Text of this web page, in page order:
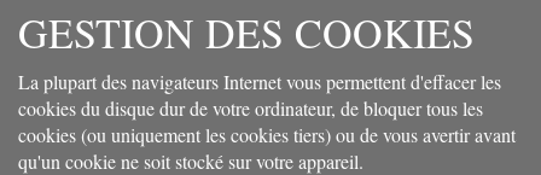
GESTION DES COOKIES
La plupart des navigateurs Internet vous permettent d'effacer les
cookies du disque dur de votre ordinateur, de bloquer tous les
cookies (ou uniquement les cookies tiers) ou de vous avertir avant
qu'un cookie ne soit stocké sur votre appareil.